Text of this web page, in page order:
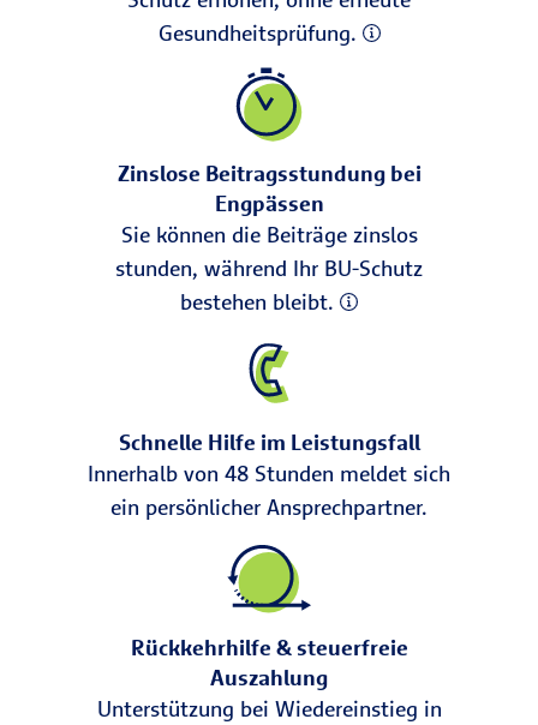
Das Risiko konzentriert sichnicht nur auf
Berufe mit hoher körperlicher
klassische
Schreibtischberufesind betroffen.
Langer Bildschirmkontakt, monotone
Haltung und fehlende Bewegung
belasten den Rücken.Hoher Zeitdruck
und ständige Erreichbarkeit erhöhen die
psychische Last. So entsteht
Branchen und Altersgruppen.
Berufsunfähigkeitsversicherung an. Wir
zahlen die vereinbarte
Berufsunfähigkeitsrente monatlich, wenn
Ihre Tätigkeit aus gesundheitlichen
Gründen nicht mehr möglich ist. So haben
Sie die Möglichkeit, Ihren Lebensstandard
zu halten und die Zeit ohne Gehalt zu
Gesundheitsprüfung.
Zinslose Beitragsstundung bei
Engpässen
Sie können die Beiträge zinslos
stunden, während Ihr BU-Schutz
bestehen bleibt.
Schnelle Hilfe im Leistungsfall
Innerhalb von 48 Stunden meldet sich
ein persönlicher Ansprechpartner.
Rückkehrhilfe & steuerfreie
Auszahlung
Unterstützung bei Wiedereinstieg in